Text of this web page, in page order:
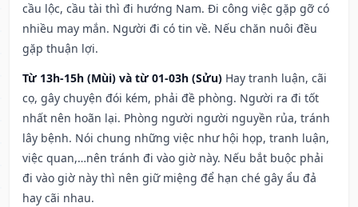
cầu lộc, cầu tài thì đi hướng Nam. Đi công việc gặp gỡ có
nhiều may mắn. Người đi có tin về. Nếu chăn nuôi đều
gặp thuận lợi.
Từ 13h-15h (Mùi) và từ 01-03h (Sửu) Hay tranh luận, cãi
cọ, gây chuyện đói kém, phải đề phòng. Người ra đi tốt
nhất nên hoãn lại. Phòng người người nguyền rủa, tránh
lây bệnh. Nói chung những việc như hội họp, tranh luận,
việc quan,…nên tránh đi vào giờ này. Nếu bắt buộc phải
đi vào giờ này thì nên giữ miệng để hạn ché gây ẩu đả
hay cãi nhau.